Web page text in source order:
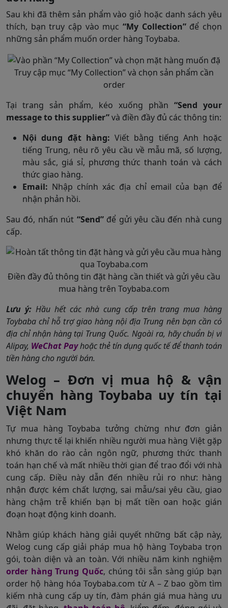
Sau khi đã thêm sản phẩm vào giỏ hoặc danh sách yêu
thích, bạn truy cập vào mục “My Collection”để chọn
những sản phẩm muốn order hàng Toybaba.
Truy cập mục “My Collection” và chọn sản phẩm cần
order
Tại trang sản phẩm, kéo xuống phần “Send your
message to this supplier”và điền đầy đủ các thông tin:
Nội dung đặt hàng: Viết bằng tiếng Anh hoặc
tiếng Trung, nêu rõ yêu cầu về mẫu mã, số lượng,
màu sắc, giá sỉ, phương thức thanh toán và cách
thức giao hàng.
Email: Nhập chính xác địa chỉ email của bạn để
nhận phản hồi.
Sau đó, nhấn nút “Send”để gửi yêu cầu đến nhà cung
cấp.
Điền đầy đủ thông tin đặt hàng cần thiết và gửi yêu cầu
mua hàng trên Toybaba.com
Lưu ý: Hầu hết các nhà cung cấp trên trang mua hàng
Toybaba chỉ hỗ trợ giao hàng nội địa Trung nên bạn cần có
địa chỉ nhận hàng tại Trung Quốc. Ngoài ra, hãy chuẩn bị ví
Alipay, WeChat Payhoặc thẻ tín dụng quốc tế để thanh toán
tiền hàng cho người bán.
Welog – Đơn vị mua hộ & vận
chuyển hàng Toybaba uy tín tại
Việt Nam
Tự mua hàng Toybaba tưởng chừng như đơn giản
nhưng thực tế lại khiến nhiều người mua hàng Việt gặp
khó khăn do rào cản ngôn ngữ, phương thức thanh
toán hạn chế và mất nhiều thời gian để trao đổi với nhà
cung cấp. Điều này dẫn đến nhiều rủi ro như: hàng
nhận được kém chất lượng, sai mẫu/sai yêu cầu, giao
hàng chậm trễ khiến bạn bị mất tiền oan hoặc gián
đoạn hoạt động kinh doanh.
Nhằm giúp khách hàng giải quyết những bất cập này,
Welog cung cấp giải pháp mua hộ hàng Toybaba trọn
gói, toàn diện và an toàn. Với nhiều năm kinh nghiệm
order hàng Trung Quốc, chúng tôi sẵn sàng giúp bạn
order hộ hàng hóa Toybaba.com từ A – Z bao gồm tìm
kiếm nhà cung cấp uy tín, đàm phán giá mua hàng ưu